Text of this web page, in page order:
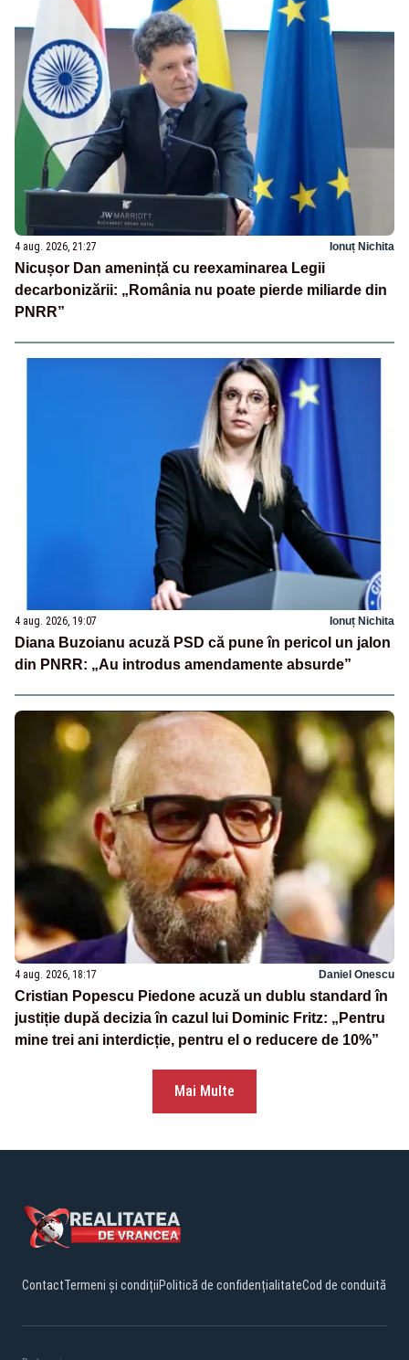
4 aug. 2026, 21:27 Ionuț Nichita
Nicușor Dan amenință cu reexaminarea Legii
decarbonizării: „România nu poate pierde miliarde din
PNRR”
4 aug. 2026, 19:07 Ionuț Nichita
Diana Buzoianu acuză PSD că pune în pericol un jalon
din PNRR: „Au introdus amendamente absurde”
4 aug. 2026, 18:17 Daniel Onescu
Cristian Popescu Piedone acuză un dublu standard în
justiție după decizia în cazul lui Dominic Fritz: „Pentru
mine trei ani interdicție, pentru el o reducere de 10%”
Mai Multe
ContactTermeni și condițiiPolitică de confidențialitateCod de conduită